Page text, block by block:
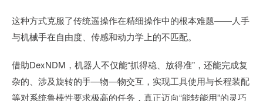
这种方式克服了传统遥操作在精细操作中的根本难题——人手
与机械手在自由度、传感和动力学上的不匹配。
借助DexNDM，机器人不仅能“抓得稳、放得准”，还能完成复
杂的、涉及旋转的手—物—物交互，实现工具使用与长程装配
等对系统鲁棒性要求极高的任务，真正迈向“能转能用”的灵巧